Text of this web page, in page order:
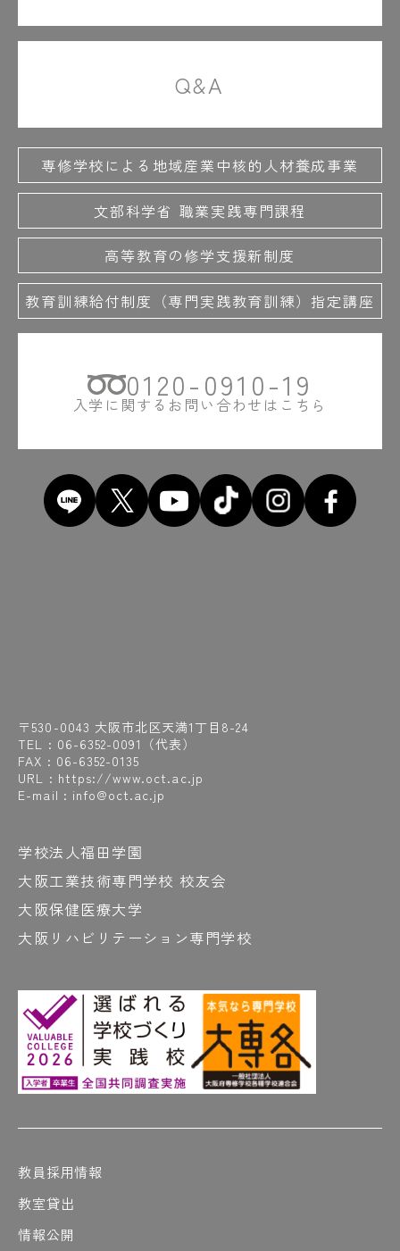
〒530-0043 大阪市北区天満1丁目8-24
TEL : 06-6352-0091 （代表）
FAX : 06-6352-0135
URL : https://www.oct.ac.jp
E-mail : info@oct.ac.jp
0120-0910-19
入学に関するお問い合わせはこちら
学校法人福田学園
大阪工業技術専門学校 校友会
大阪保健医療大学
大阪リハビリテーション専門学校
Q&A
専修学校による地域産業中核的人材養成事業
文部科学省 職業実践専門課程
高等教育の修学支援新制度
教育訓練給付制度（専門実践教育訓練）指定講座
教員採用情報
教室貸出
情報公開